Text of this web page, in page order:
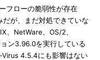
フローの脆弱性が存在
だが、まだ対処できていな
、NetWare、OS/2、
ン3.96.0を実行している
4.5.4にも影響はない